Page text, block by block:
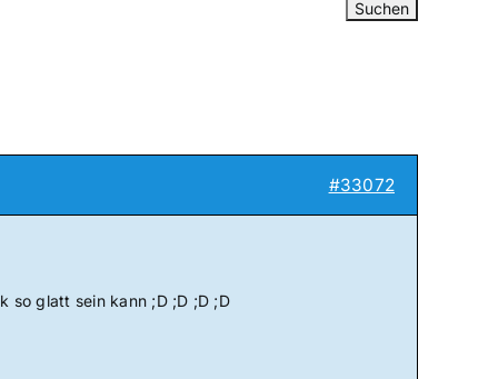
#33072
so glatt sein kann ;D ;D ;D ;D